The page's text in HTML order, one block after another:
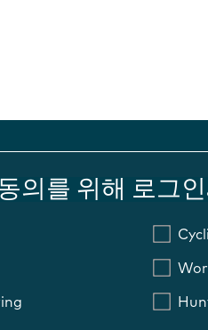
의를 위해 로그